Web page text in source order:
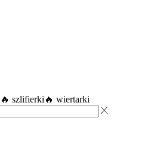
🔥 szlifierki 🔥 wiertarki